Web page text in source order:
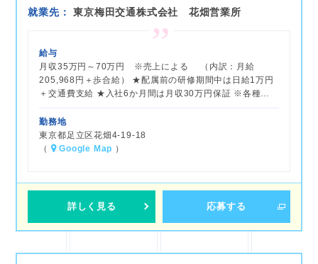
就業先 東京梅田交通株式会社 花畑営業所
給与
月収35万円～70万円 ※売上による （内訳：月給
205,968円＋歩合給） ★配属前の研修期間中は日給1万円
＋交通費支給 ★入社6か月間は月収30万円保証 ※各種…
勤務地
東京都足立区花畑4-19-18
（
Google Map ）
詳しく見る 応募する